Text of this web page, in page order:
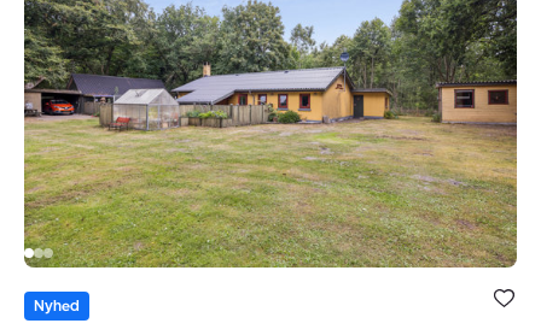
120,
9370
Hals
Bolig er
under dine
Nyhed